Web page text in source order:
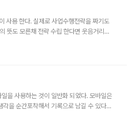
사용 한다. 실제로 사업수행전략을 짜기도
뜻도 모른채 전략 수립 한다면 웃음거리가
각종 전략은 본질에 충실하는가?
을 사용하는 것이 일반화 되었다. 모바일은
을 순간포착해서 기록으로 남길 수 있다는